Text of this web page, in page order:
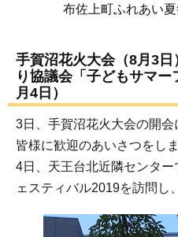
布佐上町ふれあい夏
手賀沼花火大会（8月3日
り協議会「子どもサマ
月4日）
3日、手賀沼花火大会の開
皆様に歓迎のあいさつをしま
4日、天王台北近隣センタ
ェスティバル2019を訪問し